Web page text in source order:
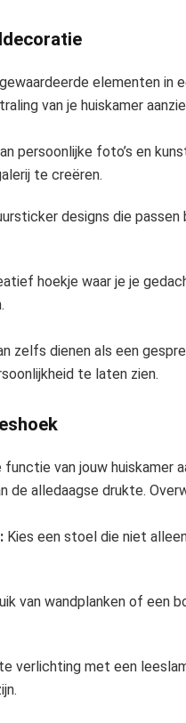
elementen in
van je huiskamer
persoonlijke foto’s en
te creëren.
designs die
hoekje waar je je
zelfs dienen als een
te laten zien.
van jouw huiskamer
de alledaagse drukte.
Kies een stoel die niet
van wandplanken of een
verlichting met een